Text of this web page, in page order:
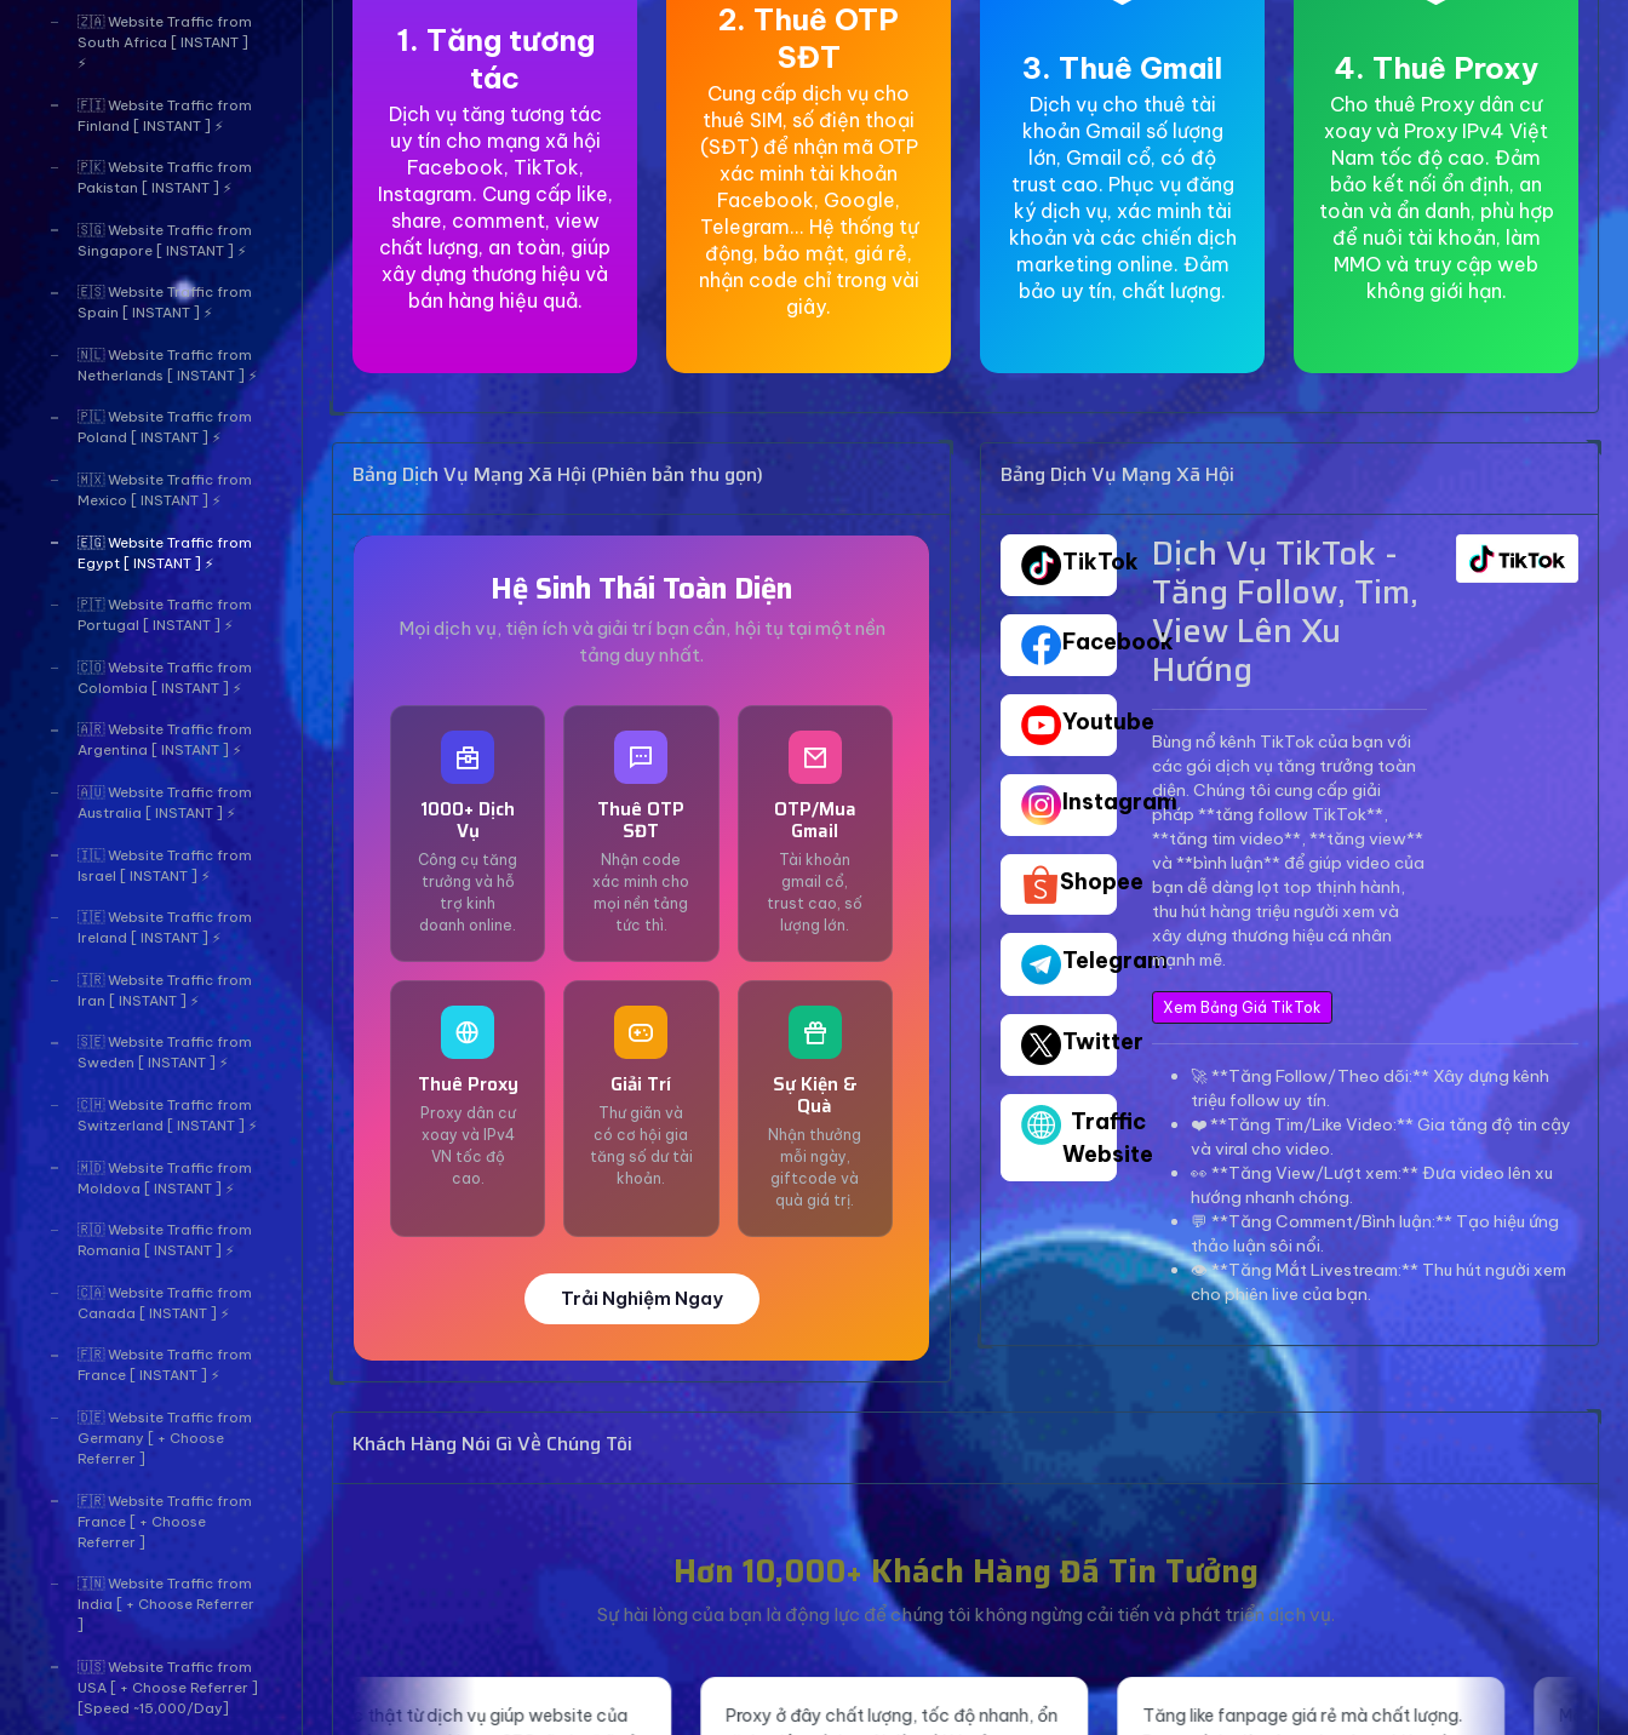
🇿🇦 Website Traffic from
South Africa [ INSTANT ]
⚡
🇫🇮 Website Traffic from
Finland [ INSTANT ] ⚡
🇵🇰 Website Traffic from
Pakistan [ INSTANT ] ⚡
🇸🇬 Website Traffic from
Singapore [ INSTANT ] ⚡
🇪🇸 Website Traffic from
Spain [ INSTANT ] ⚡
🇳🇱 Website Traffic from
Netherlands [ INSTANT ] ⚡
🇵🇱 Website Traffic from
Poland [ INSTANT ] ⚡
🇲🇽 Website Traffic from
Mexico [ INSTANT ] ⚡
🇪🇬 Website Traffic from
Egypt [ INSTANT ] ⚡
🇵🇹 Website Traffic from
Portugal [ INSTANT ] ⚡
🇨🇴 Website Traffic from
Colombia [ INSTANT ] ⚡
🇦🇷 Website Traffic from
Argentina [ INSTANT ] ⚡
🇦🇺 Website Traffic from
Australia [ INSTANT ] ⚡
🇮🇱 Website Traffic from
Israel [ INSTANT ] ⚡
🇮🇪 Website Traffic from
Ireland [ INSTANT ] ⚡
🇮🇷 Website Traffic from
Iran [ INSTANT ] ⚡
🇸🇪 Website Traffic from
Sweden [ INSTANT ] ⚡
🇨🇭 Website Traffic from
Switzerland [ INSTANT ] ⚡
🇲🇩 Website Traffic from
Moldova [ INSTANT ] ⚡
🇷🇴 Website Traffic from
Romania [ INSTANT ] ⚡
🇨🇦 Website Traffic from
Canada [ INSTANT ] ⚡
🇫🇷 Website Traffic from
France [ INSTANT ] ⚡
🇩🇪 Website Traffic from
Germany [ + Choose
Referrer ]
🇫🇷 Website Traffic from
France [ + Choose
Referrer ]
🇮🇳 Website Traffic from
India [ + Choose Referrer
🇺🇸 Website Traffic from
USA [ + Choose Referrer ]
[Speed ~15,000/Day]
1. Tăng tương
tác
Dịch vụ tăng tương tác
uy tín cho mạng xã hội
Facebook, TikTok,
Instagram. Cung cấp like,
share, comment, view
chất lượng, an toàn, giúp
xây dựng thương hiệu và
bán hàng hiệu quả.
2. Thuê OTP
SĐT
Cung cấp dịch vụ cho
thuê SIM, số điện thoại
(SĐT) để nhận mã OTP
xác minh tài khoản
Facebook, Google,
Telegram... Hệ thống tự
động, bảo mật, giá rẻ,
nhận code chỉ trong vài
giây.
3. Thuê Gmail
Dịch vụ cho thuê tài
khoản Gmail số lượng
lớn, Gmail cổ, có độ
trust cao. Phục vụ đăng
ký dịch vụ, xác minh tài
khoản và các chiến dịch
marketing online. Đảm
bảo uy tín, chất lượng.
4. Thuê Proxy
Cho thuê Proxy dân cư
xoay và Proxy IPv4 Việt
Nam tốc độ cao. Đảm
bảo kết nối ổn định, an
toàn và ẩn danh, phù hợp
để nuôi tài khoản, làm
MMO và truy cập web
không giới hạn.
Bảng Dịch Vụ Mạng Xã Hội (Phiên bản thu gọn)
Hệ Sinh Thái Toàn Diện
Mọi dịch vụ, tiện ích và giải trí bạn cần, hội tụ tại một nền
tảng duy nhất.
1000+ Dịch
Vụ
Công cụ tăng
trưởng và hỗ
trợ kinh
doanh online.
Thuê OTP
SĐT
Nhận code
xác minh cho
mọi nền tảng
tức thì.
OTP/Mua
Gmail
Tài khoản
gmail cổ,
trust cao, số
lượng lớn.
Thuê Proxy
Proxy dân cư
xoay và IPv4
VN tốc độ
cao.
Giải Trí
Thư giãn và
có cơ hội gia
tăng số dư tài
khoản.
Sự Kiện &
Quà
Nhận thưởng
mỗi ngày,
giftcode và
quà giá trị.
Trải Nghiệm Ngay
Bảng Dịch Vụ Mạng Xã Hội
TikTok
Facebook
Youtube
Instagram
Shopee
Telegram
Twitter
Traffic
Website
Dịch Vụ TikTok -
Tăng Follow, Tim,
View Lên Xu
Hướng
Bùng nổ kênh TikTok của bạn với
các gói dịch vụ tăng trưởng toàn
diện. Chúng tôi cung cấp giải
pháp **tăng follow TikTok**,
**tăng tim video**, **tăng view**
và **bình luận** để giúp video của
bạn dễ dàng lọt top thịnh hành,
thu hút hàng triệu người xem và
xây dựng thương hiệu cá nhân
mạnh mẽ.
Xem Bảng Giá TikTok
🚀 **Tăng Follow/Theo dõi:** Xây dựng kênh
triệu follow uy tín.
❤️ **Tăng Tim/Like Video:** Gia tăng độ tin cậy
và viral cho video.
👀 **Tăng View/Lượt xem:** Đưa video lên xu
hướng nhanh chóng.
💬 **Tăng Comment/Bình luận:** Tạo hiệu ứng
thảo luận sôi nổi.
👁️ **Tăng Mắt Livestream:** Thu hút người xem
cho phiên live của bạn.
Khách Hàng Nói Gì Về Chúng Tôi
Hơn 10,000+ Khách Hàng Đã Tin Tưởng
Sự hài lòng của bạn là động lực để chúng tôi không ngừng cải tiến và phát triển dịch vụ.
Traffic thật từ dịch vụ giúp website của
Proxy ở đây chất lượng, tốc độ nhanh, ổn
Tăng like fanpage giá rẻ mà chất lượng.
Mắt xem livestream ổn định, giúp mình tự